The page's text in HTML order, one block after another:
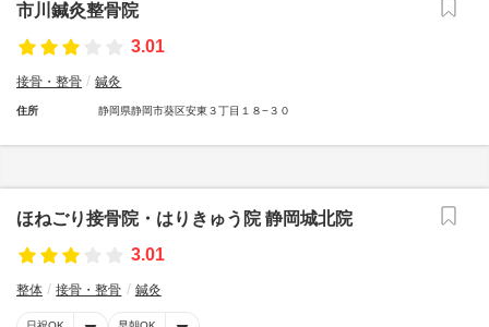
市川鍼灸整骨院
3.01
接骨・整骨 鍼灸
住所 静岡県静岡市葵区安東３丁目１８−３０
ほねごり接骨院・はりきゅう院 静岡城北院
3.01
整体 接骨・整骨 鍼灸